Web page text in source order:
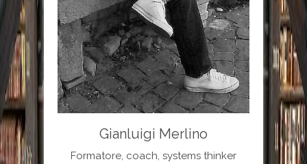
Gianluigi Merlino
Formatore, coach, systems thinker